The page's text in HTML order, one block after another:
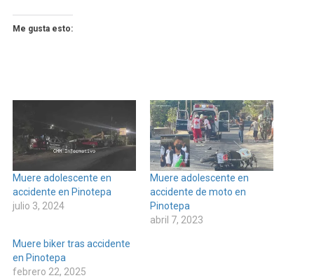
Me gusta esto:
Muere adolescente en
accidente en Pinotepa
julio 3, 2024
Muere adolescente en
accidente de moto en
Pinotepa
abril 7, 2023
Muere biker tras accidente
en Pinotepa
febrero 22, 2025